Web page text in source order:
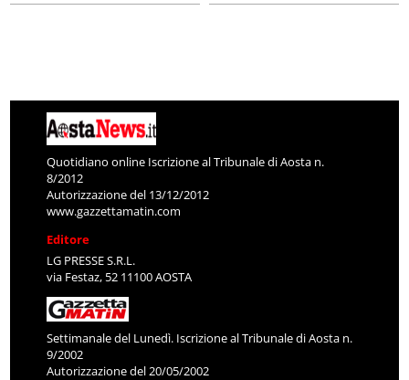
Quotidiano online Iscrizione al Tribunale di Aosta n.
8/2012
Autorizzazione del 13/12/2012
www.gazzettamatin.com
Editore
LG PRESSE S.R.L.
via Festaz, 52 11100 AOSTA
Settimanale del Lunedì. Iscrizione al Tribunale di Aosta n.
9/2002
Autorizzazione del 20/05/2002